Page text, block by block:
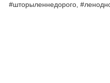
#шторыленнедорого,